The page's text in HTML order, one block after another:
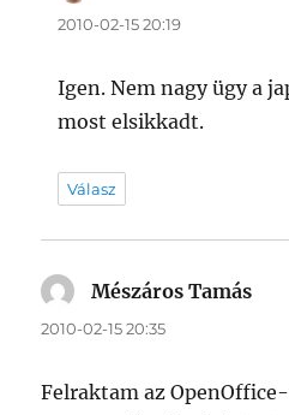
2010-02-15 20:19
Igen. Nem nagy ügy a
most elsikkadt.
Válasz
Mészáros Tamás
2010-02-15 20:35
Felraktam az